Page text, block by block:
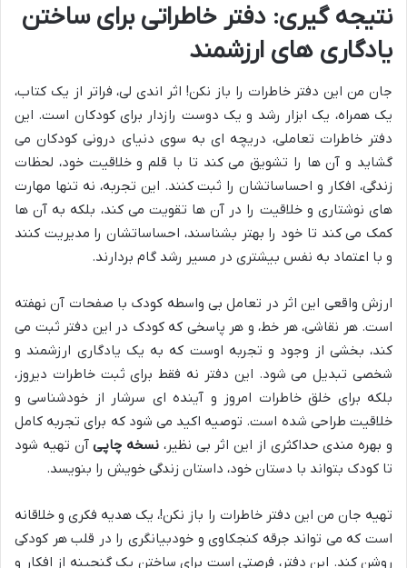
نتیجه گیری: دفتر خاطراتی برای ساختن
یادگاری های ارزشمند
جان من این دفتر خاطرات را باز نکن! اثر اندی لی، فراتر از یک کتاب،
یک همراه، یک ابزار رشد و یک دوست رازدار برای کودکان است. این
دفتر خاطرات تعاملی، دریچه ای به سوی دنیای درونی کودکان می
گشاید و آن ها را تشویق می کند تا با قلم و خلاقیت خود، لحظات
زندگی، افکار و احساساتشان را ثبت کنند. این تجربه، نه تنها مهارت
های نوشتاری و خلاقیت را در آن ها تقویت می کند، بلکه به آن ها
کمک می کند تا خود را بهتر بشناسند، احساساتشان را مدیریت کنند
و با اعتماد به نفس بیشتری در مسیر رشد گام بردارند.
ارزش واقعی این اثر در تعامل بی واسطه کودک با صفحات آن نهفته
است. هر نقاشی، هر خط، و هر پاسخی که کودک در این دفتر ثبت می
کند، بخشی از وجود و تجربه اوست که به یک یادگاری ارزشمند و
شخصی تبدیل می شود. این دفتر نه فقط برای ثبت خاطرات دیروز،
بلکه برای خلق خاطرات امروز و آینده ای سرشار از خودشناسی و
خلاقیت طراحی شده است. توصیه اکید می شود که برای تجربه کامل
و بهره مندی حداکثری از این اثر بی نظیر، نسخه چاپیآن تهیه شود
تا کودک بتواند با دستان خود، داستان زندگی خویش را بنویسد.
تهیه جان من این دفتر خاطرات را باز نکن!، یک هدیه فکری و خلاقانه
است که می تواند جرقه کنجکاوی و خودبیانگری را در قلب هر کودکی
روشن کند. این دفتر، فرصتی است برای ساختن یک گنجینه از افکار و